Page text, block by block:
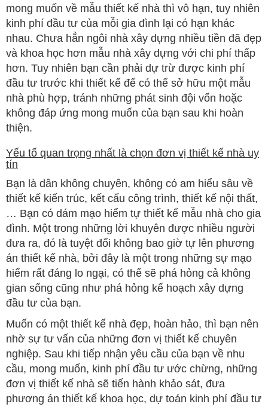
mong muốn về mẫu thiết kế nhà thì vô hạn, tuy nhiên
kinh phí đầu tư của mỗi gia đình lại có hạn khác
nhau. Chưa hẳn ngôi nhà xây dựng nhiều tiền đã đẹp
và khoa học hơn mẫu nhà xây dựng với chi phí thấp
hơn. Tuy nhiên bạn cần phải dự trừ được kinh phí
đầu tư trước khi thiết kế để có thể sở hữu một mẫu
nhà phù hợp, tránh những phát sinh đội vốn hoặc
không đáp ứng mong muốn của bạn sau khi hoàn
thiện.
Yếu tố quan trọng nhất là chọn đơn vị thiết kế nhà uy
tín
Bạn là dân không chuyên, không có am hiểu sâu về
thiết kế kiến trúc, kết cấu công trình, thiết kế nội thất,
… Bạn có dám mạo hiểm tự thiết kế mẫu nhà cho gia
đình. Một trong những lời khuyên được nhiều người
đưa ra, đó là tuyệt đối không bao giờ tự lên phương
án thiết kế nhà, bởi đây là một trong những sự mạo
hiểm rất đáng lo ngại, có thể sẽ phá hỏng cả không
gian sống cũng như phá hỏng kế hoạch xây dựng
đầu tư của bạn.
Muốn có một thiết kế nhà đẹp, hoàn hảo, thì bạn nên
nhờ sự tư vấn của những đơn vị thiết kế chuyên
nghiệp. Sau khi tiếp nhận yêu cầu của bạn về nhu
cầu, mong muốn, kinh phí đầu tư ước chừng, những
đơn vị thiết kế nhà sẽ tiến hành khảo sát, đưa
phương án thiết kế khoa học, dự toán kinh phí đầu tư